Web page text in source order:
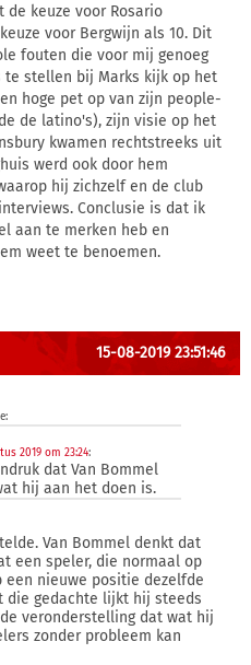
de keuze voor Rosario
voor Bergwijn als 10. Dit
fouten die voor mij genoeg
te stellen bij Marks kijk op het
hoge pet op van zijn people-
de latino's), zijn visie op het
kwamen rechtstreeks uit
werd ook door hem
hij zichzelf en de club
Conclusie is dat ik
aan te merken heb en
weet te benoemen.
15-08-2019 23:51:46
2019 om 23:24:
dat Van Bommel
hij aan het doen is.
Van Bommel denkt dat
een speler, die normaal op
nieuwe positie dezelfde
die gedachte lijkt hij steeds
veronderstelling dat wat hij
zonder probleem kan